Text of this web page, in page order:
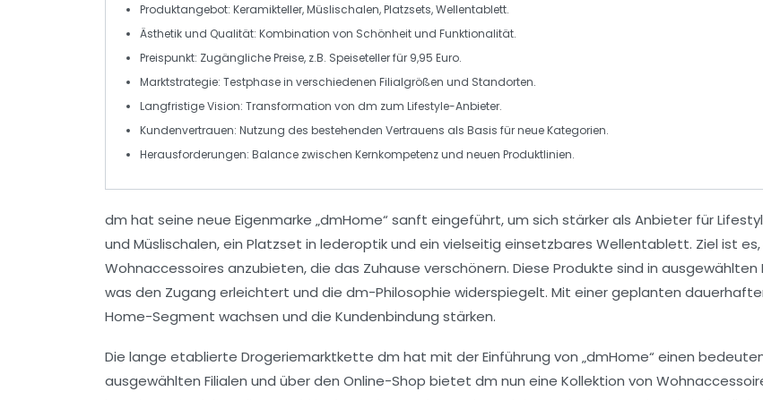
Produktangebot: Keramikteller, Müslischalen, Platzsets, Wellentablett.
Ästhetik und Qualität: Kombination von Schönheit und Funktionalität.
Preispunkt: Zugängliche Preise, z.B. Speiseteller für 9,95 Euro.
Marktstrategie: Testphase in verschiedenen Filialgrößen und Standorten.
Langfristige Vision: Transformation von dm zum Lifestyle-Anbieter.
Kundenvertrauen: Nutzung des bestehenden Vertrauens als Basis für neue Kategorien.
Herausforderungen: Balance zwischen Kernkompetenz und neuen Produktlinien.
dm hat seine neue Eigenmarke „dmHome“ sanft eingeführt, um sich stärker als Anbieter für
und Müslischalen, ein Platzset in lederoptikund ein vielseitig einsetzbares Wellentablett. Ziel ist
Wohnaccessoires anzubieten, die das Zuhause verschönern. Diese Produkte sind in ausgewählten
was den Zugang erleichtert und die dm-Philosophie widerspiegelt. Mit einer geplanten
Home-Segment wachsen und die Kundenbindung stärken.
Die lange etablierte Drogeriemarktkette dm hat mit der Einführung von „dmHome“ einen
ausgewählten Filialen und über den Online-Shop bietet dm nun eine Kollektion von